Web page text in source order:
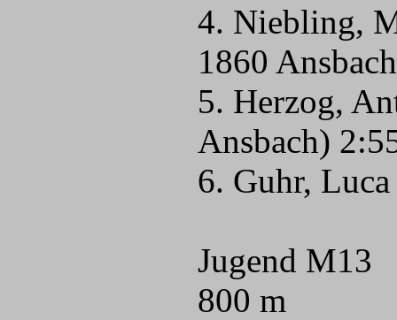
4. Niebling,
1860
5. Herzog,
Ansbach)
6. Guhr,
Jugend M13
800 m